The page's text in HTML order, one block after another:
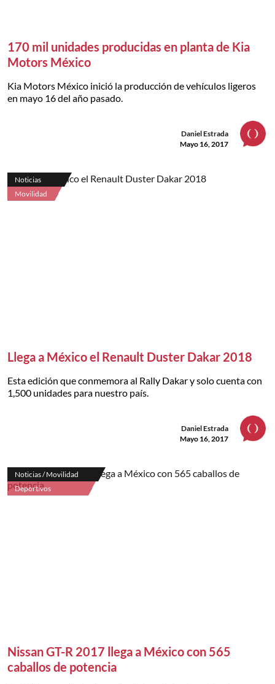
170 mil unidades producidas en planta de Kia
Motors México
Kia Motors México inició la producción de vehículos ligeros
en mayo 16 del año pasado.
Daniel Estrada
Mayo 16, 2017
Noticias
Movilidad
Llega a México el Renault Duster Dakar 2018
Esta edición que conmemora al Rally Dakar y solo cuenta con
1,500 unidades para nuestro país.
Daniel Estrada
Mayo 16, 2017
Noticias / Movilidad
Deportivos
Nissan GT-R 2017 llega a México con 565
caballos de potencia